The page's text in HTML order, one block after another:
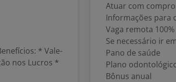
* Vale-
nos Lucros *
Atuar com
Informações para
Vaga remota 100%
Se necessário ir
Pano de saúde
Plano
Bônus anual